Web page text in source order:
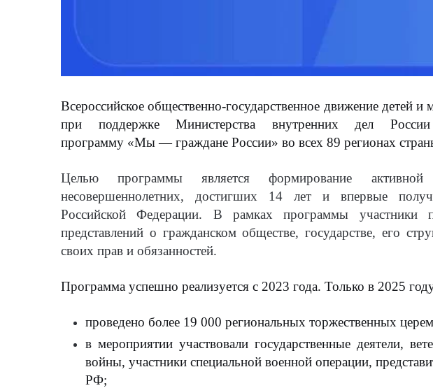
Всероссийское общественно-государственное движение детей
при поддержке Министерства внутренних дел России
программу «Мы — граждане России» во всех 89 регионах
Целью программы является формирование
несовершеннолетних, достигших 14 лет и впервые
Российской Федерации. В рамках программы участники
представлений о гражданском обществе, государстве, его
своих прав и обязанностей.
Программа успешно реализуется с 2023 года. Только в 2025
проведено более 19 000 региональных торжественных
в мероприятии участвовали государственные деятели,
войны, участники специальной военной операции,
РФ;